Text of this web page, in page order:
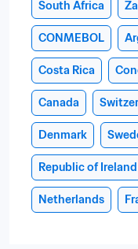
South Africa
CONMEBOL
Costa Rica
Canada
Denmark
Republic of Ireland
Netherlands